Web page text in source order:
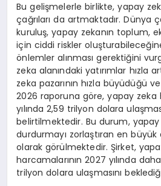
Bu gelişmelerle birlikte, yapay
çağrıları da artmaktadır. Dünya
kuruluş, yapay zekanın toplum,
için ciddi riskler
önlemler alınması gerektiğini
zeka alanındaki yatırımlar hızla
zeka pazarının hızla büyüdüğü ve
2026 raporuna göre, yapay zeka
yılında 2,59 trilyon dolara
belirtilmektedir. Bu durum, yapay
durdurmayı zorlaştıran en
olarak görülmektedir. Şirket,
harcamalarının 2027 yılında
trilyon dolara ulaşmasını